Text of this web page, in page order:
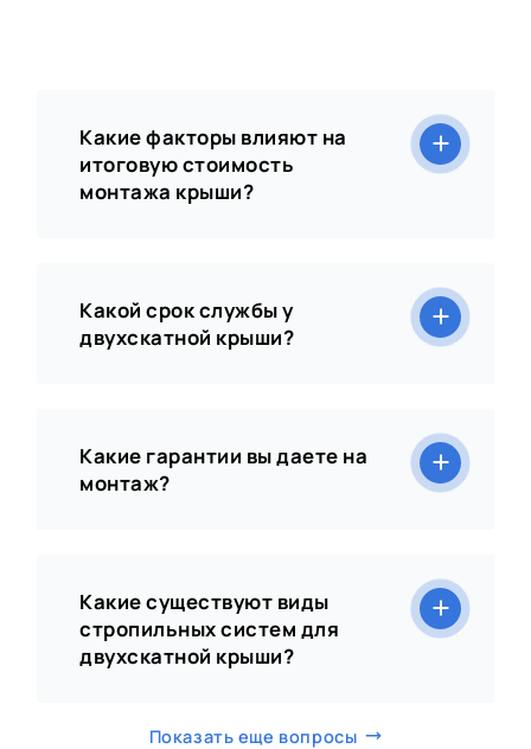
Какие факторы влияют на
итоговую стоимость
монтажа крыши?
Какой срок службы у
двухскатной крыши?
Какие гарантии вы даете на
монтаж?
Какие существуют виды
стропильных систем для
двухскатной крыши?
Показать еще вопросы